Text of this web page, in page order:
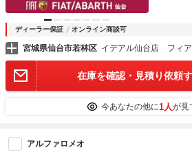
ディーラー保証 オンライン商談可
宮城県仙台市若林区
在庫を確認・見積り依頼
今あなたの他に1人が見
アルファロメオ